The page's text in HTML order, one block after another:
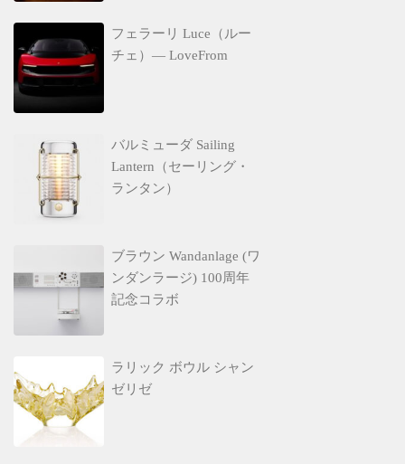
フェラーリ Luce（ルー
チェ）— LoveFrom
バルミューダ Sailing
Lantern（セーリング・
ランタン）
ブラウン Wandanlage (ワ
ンダンラージ) 100周年
記念コラボ
ラリック ボウル シャン
ゼリゼ